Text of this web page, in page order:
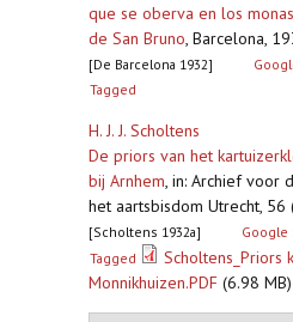
que se oberva en los
de San Bruno, Barcelona,
[De Barcelona 1932]
Tagged
H. J. J. Scholtens
De priors van het
bij Arnhem, in: Archief voor
het aartsbisdom Utrecht, 56
[Scholtens 1932a] Google
Tagged
Scholtens_Priors
Monnikhuizen.PDF (6.98 MB)